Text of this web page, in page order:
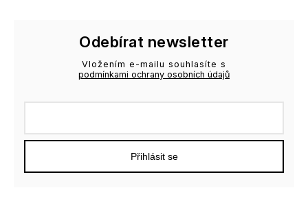
Odebírat newsletter
Vložením e-mailu souhlasíte s
podmínkami ochrany osobních údajů
Přihlásit se